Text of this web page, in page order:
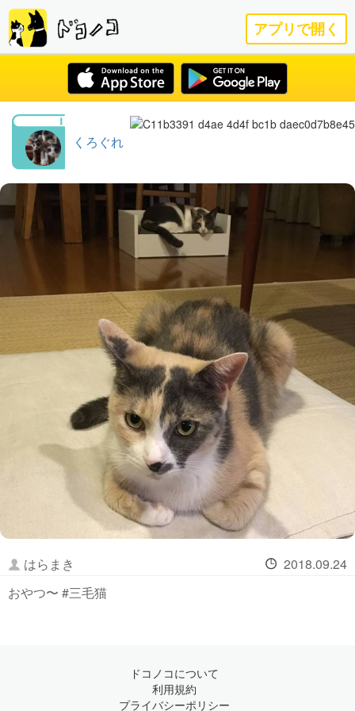
アプリで開く
くろぐれ
はらまき
2018.09.24
おやつ〜 #三毛猫
ドコノコについて
利用規約
プライバシーポリシー